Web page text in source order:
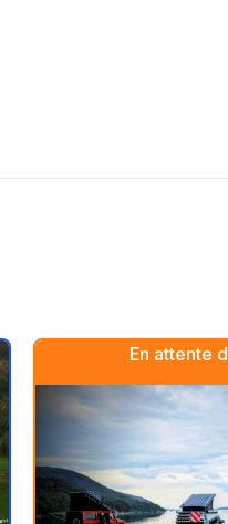
vos favoris
En attente